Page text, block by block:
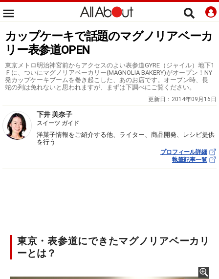
カップケーキで話題のマグノリアベーカ
リー表参道OPEN
東京メトロ明治神宮前からアクセスのよい表参道GYRE（ジャイル）地下1
Ｆに、ついにマグノリアベーカリー(MAGNOLIA BAKERY)がオープン！NY
発カップケーキブームを巻き起こした、あのお店です。オープン時、長
蛇の列は免れないと思われますが、まずは下調べにご覧ください。
更新日： 2014年09月16日
下井 美奈子
スイーツ ガイド
洋菓子情報をご紹介する他、ライター、商品開発、レシピ提供
を行う
プロフィール詳細
執筆記事一覧
東京・表参道にできたマグノリアベーカリ
ーとは？